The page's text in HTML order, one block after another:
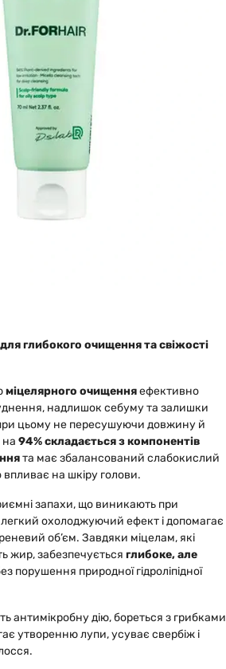
глибокого очищення та свіжості
міцелярного очищенняефективно
надлишок себуму та залишки
при цьому не пересушуючи довжину й
на 94% складається з компонентів
та має збалансований слабокислий
на шкіру голови.
запахи, що виникають при
охолоджуючий ефект і допомагає
об’єм. Завдяки міцелам, які
жир, забезпечується глибоке, але
порушення природної гідроліпідної
антимікробну дію, бореться з грибками
утворенню лупи, усуває свербіж і